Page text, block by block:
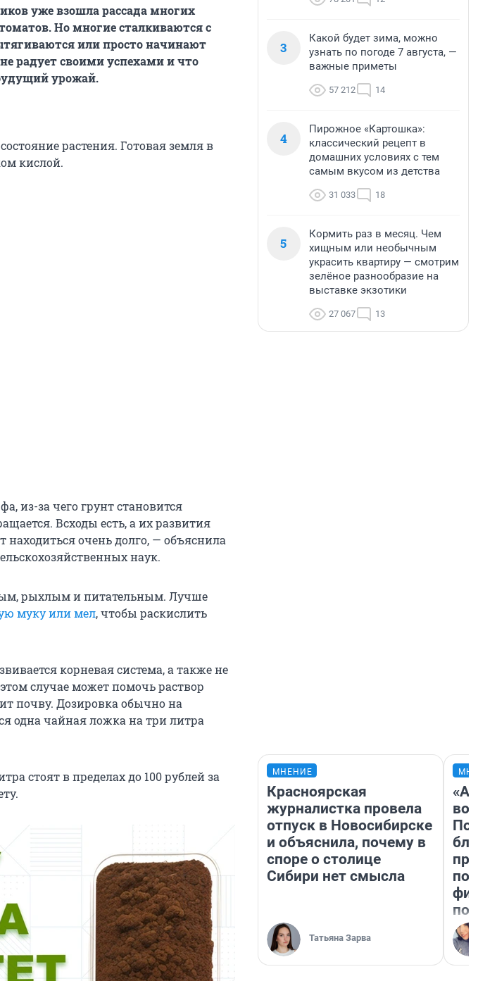
уже взошла рассада многих
Но многие сталкиваются с
или просто начинают
радует своими успехами и что
урожай.
растения. Готовая земля в
кислой.
из-за чего грунт становится
Всходы есть, а их развития
очень долго, — объяснила
наук.
рыхлым и питательным. Лучше
муку или мел, чтобы раскислить
корневая система, а также не
случае может помочь раствор
почву. Дозировка обычно на
одна чайная ложка на три литра
стоят в пределах до 100 рублей за
3
Какой будет зима, можно
узнать по погоде 7 августа, —
важные приметы
57 212 14
4
Пирожное «Картошка»:
классический рецепт в
домашних условиях с тем
самым вкусом из детства
31 033 18
5
Кормить раз в месяц. Чем
хищным или необычным
украсить квартиру — смотрим
зелёное разнообразие на
выставке экзотики
27 067 13
МНЕНИЕ
Красноярская
журналистка провела
отпуск в Новосибирске
и объяснила, почему в
споре о столице
Сибири нет смысла
Татьяна Зарва
вот